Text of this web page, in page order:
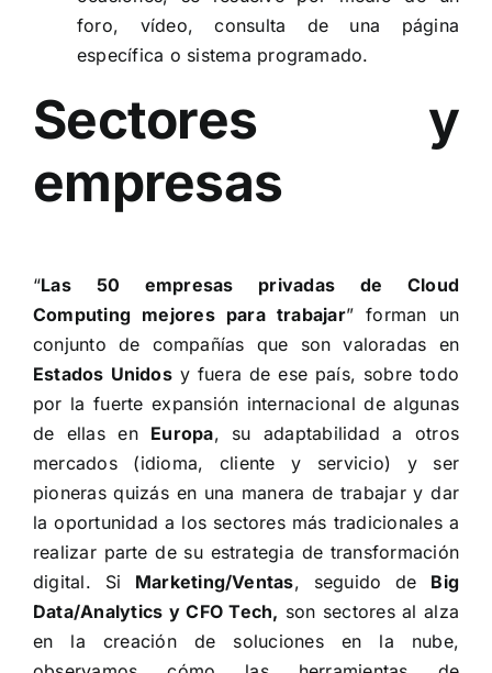
foro, vídeo, consulta de una página
específica o sistema programado.
Sectores y
empresas
“Las 50 empresas privadas de Cloud
Computing mejores para trabajar” forman un
conjunto de compañías que son valoradas en
Estados Unidosy fuera de ese país, sobre todo
por la fuerte expansión internacional de algunas
de ellas en Europa, su adaptabilidad a otros
mercados (idioma, cliente y servicio) y ser
pioneras quizás en una manera de trabajar y dar
la oportunidad a los sectores más tradicionales a
realizar parte de su estrategia de transformación
digital. Si Marketing/Ventas, seguido de Big
Data/Analytics y CFO Tech, son sectores al alza
en la creación de soluciones en la nube,